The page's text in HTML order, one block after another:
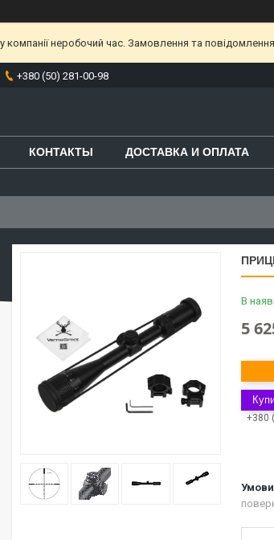
компанії неробочий час. Замовлення та
+380 (50) 281-00-98
КОНТАКТЫ ДОСТАВКА И ОПЛАТА
В
5
+380